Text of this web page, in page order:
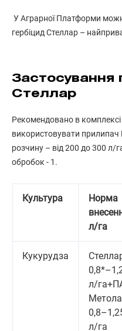
У Аграрної Платформи
гербіцид Стеллар –
Застосування
Стеллар
Рекомендовано в
використовувати прилипач
розчину – від 200 до 300 л/
обробок - 1.
Культура
Норма
л/га
Кукурудза
л/
л/га